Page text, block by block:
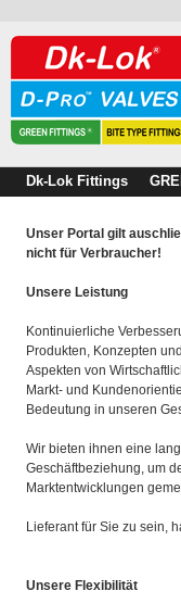
Dk-Lok Fittings
Unser Portal gilt
nicht für Verbraucher!
Unsere Leistung
Kontinuierliche
Produkten, Konzepten
Aspekten von
Markt- und
Bedeutung in unseren
Wir bieten ihnen eine
Geschäftbeziehung, um
Marktentwicklungen
Lieferant für Sie zu sein,
Unsere Flexibilität